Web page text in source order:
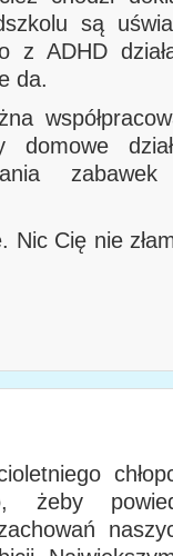
są
z ADHD
da.
domowe
Nic Cię nie
żeby